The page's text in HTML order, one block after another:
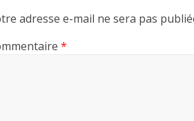
adresse e-mail ne sera pas
*